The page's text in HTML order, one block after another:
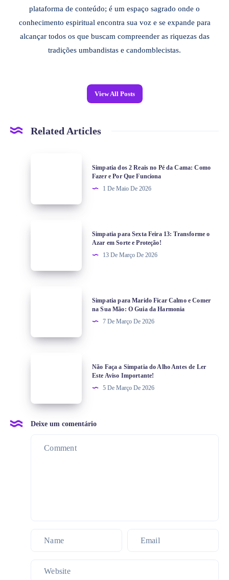
plataforma de conteúdo; é um espaço sagrado onde o
conhecimento espiritual encontra sua voz e se expande para
alcançar todos os que buscam compreender as riquezas das
tradições umbandistas e candomblecistas.
View All Posts
Related Articles
Simpatia dos 2 Reais no Pé da Cama: Como
Fazer e Por Que Funciona
1 De Maio De 2026
Simpatia para Sexta Feira 13: Transforme o
Azar em Sorte e Proteção!
13 De Março De 2026
Simpatia para Marido Ficar Calmo e Comer
na Sua Mão: O Guia da Harmonia
7 De Março De 2026
Não Faça a Simpatia do Alho Antes de Ler
Este Aviso Importante!
5 De Março De 2026
Deixe um comentário